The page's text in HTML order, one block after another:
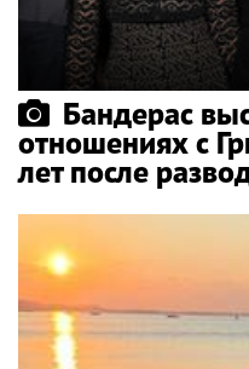
Бандерас
отношениях с
лет после